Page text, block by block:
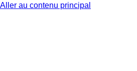
Aller au contenu principal